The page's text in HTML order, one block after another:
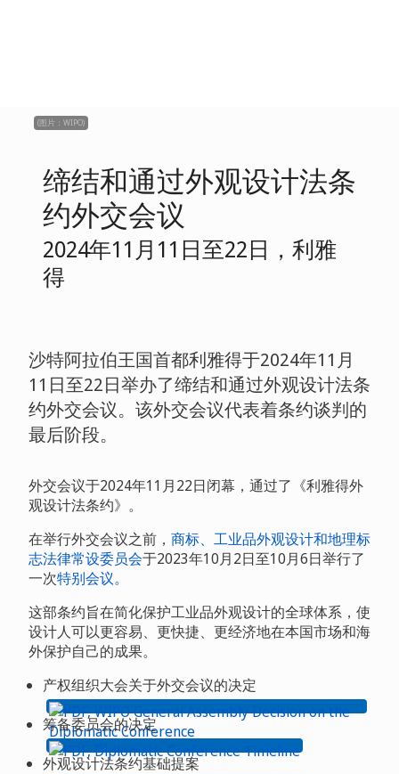
(图片：WIPO)
缔结和通过外观设计法条
约外交会议
2024年11月11日至22日，利雅
得
沙特阿拉伯王国首都利雅得于2024年11月
11日至22日举办了缔结和通过外观设计法条
约外交会议。该外交会议代表着条约谈判的
最后阶段。
外交会议于2024年11月22日闭幕，通过了《利雅得外
观设计法条约》。
在举行外交会议之前， 商标、工业品外观设计和地理标
志法律常设委员会于2023年10月2日至10月6日举行了
一次特别会议。
这部条约旨在简化保护工业品外观设计的全球体系，使
设计人可以更容易、更快捷、更经济地在本国市场和海
外保护自己的成果。
产权组织大会关于外交会议的决定
筹备委员会的决定
外观设计法条约基础提案